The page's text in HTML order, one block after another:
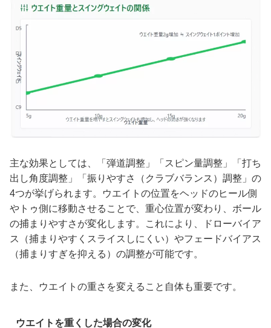
主な効果としては、「弾道調整」「スピン量調整」「打ち
出し角度調整」「振りやすさ（クラブバランス）調整」の
4つが挙げられます。ウエイトの位置をヘッドのヒール側
やトゥ側に移動させることで、重心位置が変わり、ボール
の捕まりやすさが変化します。これにより、ドローバイア
ス（捕まりやすくスライスしにくい）やフェードバイアス
（捕まりすぎを抑える）の調整が可能です。
また、ウエイトの重さを変えること自体も重要です。
ウエイトを重くした場合の変化